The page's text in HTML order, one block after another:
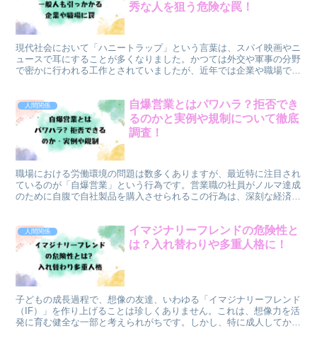
秀な人を狙う危険な罠！
現代社会において「ハニートラップ」という言葉は、スパイ映画やニ
ュースで耳にすることが多くなりました。かつては外交や軍事の分野
で密かに行われる工作とされていましたが、近年では企業や職場で
人間関係
自爆営業とはパワハラ？拒否でき
るのかと実例や規制について徹底
調査！
職場における労働環境の問題は数多くありますが、最近特に注目され
ているのが「自爆営業」という行為です。営業職の社員がノルマ達成
のために自腹で自社製品を購入させられるこの行為は、深刻な経済
人間関係
イマジナリーフレンドの危険性と
は？入れ替わりや多重人格に！
子どもの成長過程で、想像の友達、いわゆる「イマジナリーフレンド
（IF）」を作り上げることは珍しくありません。これは、想像力を活
発に育む健全な一部と考えられがちです。しかし、特に成人してから